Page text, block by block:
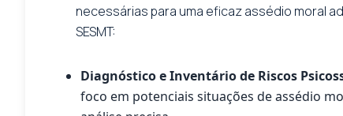
necessárias para uma eficaz assédio moral
SESMT:
Diagnóstico e Inventário de Riscos
foco em potenciais situações de assédio